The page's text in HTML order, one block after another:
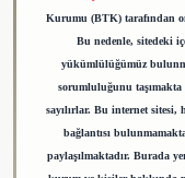
Kurumu (BTK) tarafından
Bu nedenle, sitedeki
yükümlülüğümüz
sorumluluğunu
sayılırlar. Bu internet
bağlantısı
paylaşılmaktadır. Burada